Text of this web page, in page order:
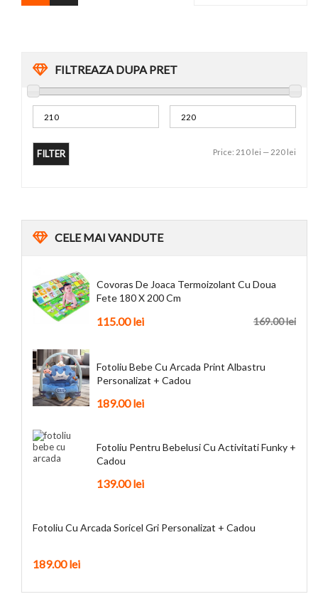
FILTREAZA DUPA PRET
FILTER Price: 210 lei — 220 lei
CELEMAI VANDUTE
Covoras De Joaca Termoizolant Cu Doua
Fete 180 X 200 Cm
169.00lei
115.00lei
Fotoliu Bebe Cu Arcada Print Albastru
Personalizat + Cadou
189.00lei
Fotoliu Pentru Bebelusi Cu Activitati Funky +
Cadou
139.00lei
Fotoliu Cu Arcada Soricel Gri Personalizat + Cadou
189.00lei